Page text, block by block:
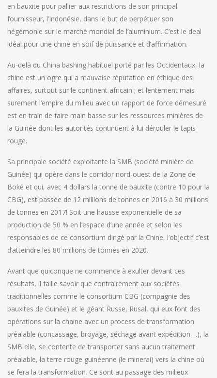
en bauxite pour pallier aux restrictions de son principal
fournisseur, l’Indonésie, dans le but de perpétuer son
hégémonie sur le marché mondial de l’aluminium. C’est le deal
idéal pour une chine en soif de puissance et d’affirmation.
Au-delà du China bashing habituel porté par les Occidentaux, la
chine est un ogre qui a mauvaise réputation en éthique des
affaires, surtout sur le continent africain ; et lentement mais
surement l’empire du milieu avec un rapport de force démesuré
est en train de faire main basse sur les ressources minières de
la Guinée dont les autorités continuent à lui dérouler le tapis
rouge.
Sa principale société exploitante la SMB (société minière de
Guinée) qui opère dans le corridor nord-ouest de la Zone de
Boké et qui, avec 4 dollars la tonne de bauxite (contre 10 pour la
CBG), est passée de 12 millions de tonnes en 2016 à 30 millions
de tonnes en 2017! Soit une hausse exponentielle de sa
production de 50 % en l’espace d’une année et selon les
responsables de ce consortium dirigé par la Chine, l’objectif c’est
d’atteindre les 80 millions de tonnes en 2020.
Avant que quiconque ne commence à exulter devant ces
résultats, il faille savoir que contrairement aux sociétés
traditionnelles comme le consortium CBG (compagnie des
bauxites de Guinée) et le géant Russe, Rusal, qui eux font des
opérations sur la chaine avec un process de transformation
préalable (concassage, broyage, séchage avant expédition….), la
SMB elle, se contente de transporter sans aucun traitement
préalable, la terre rouge guinéenne (le minerai) vers la chine où
se fera la transformation. Ce sont au passage des milieux